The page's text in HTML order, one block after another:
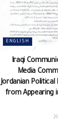
ENGLISH
Iraqi
Media
Jordanian Political
from Appearing